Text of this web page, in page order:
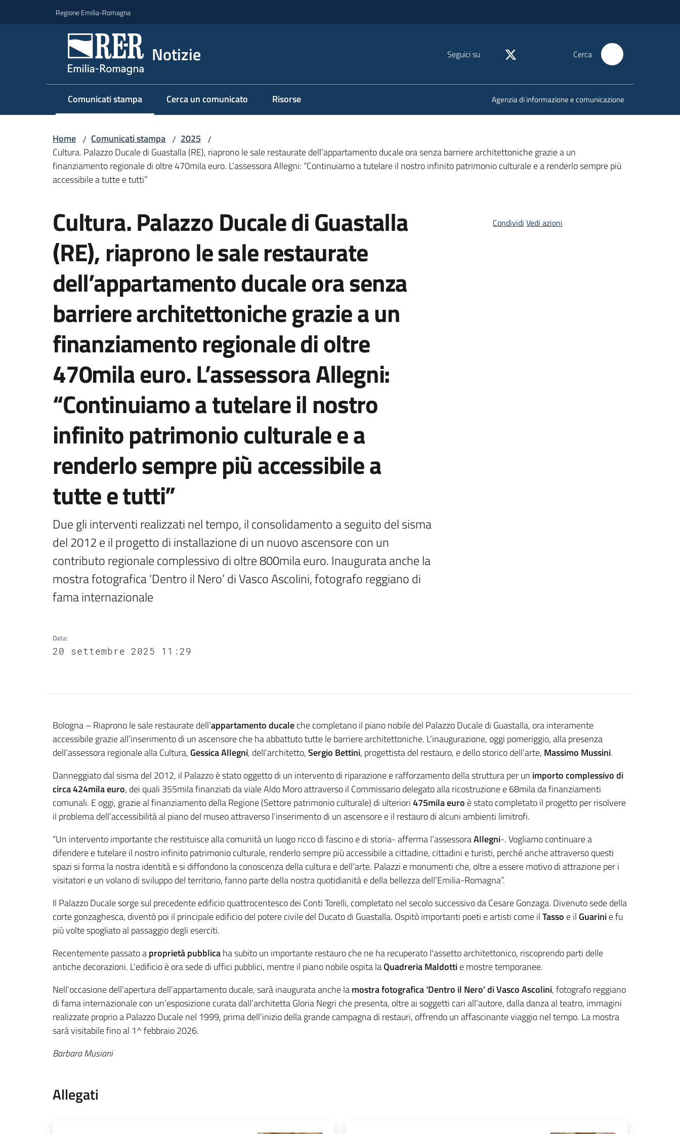
Regione Emilia-Romagna
Notizie Seguici su Cerca
Comunicati stampa
Menu selezionato Cerca un comunicato Risorse Agenzia di informazione e comunicazione
Home / Comunicati stampa / 2025 /
Cultura. Palazzo Ducale di Guastalla (RE), riaprono le sale restaurate dell’appartamento ducale ora senza barriere architettoniche grazie a un
finanziamento regionale di oltre 470mila euro. L’assessora Allegni: “Continuiamo a tutelare il nostro infinito patrimonio culturale e a renderlo sempre più
accessibile a tutte e tutti”
Cultura. Palazzo Ducale di Guastalla
(RE), riaprono le sale restaurate
dell’appartamento ducale ora senza
barriere architettoniche grazie a un
finanziamento regionale di oltre
470mila euro. L’assessora Allegni:
“Continuiamo a tutelare il nostro
infinito patrimonio culturale e a
renderlo sempre più accessibile a
tutte e tutti”
Due gli interventi realizzati nel tempo, il consolidamento a seguito del sisma
del 2012 e il progetto di installazione di un nuovo ascensore con un
contributo regionale complessivo di oltre 800mila euro. Inaugurata anche la
mostra fotografica ‘Dentro il Nero’ di Vasco Ascolini, fotografo reggiano di
fama internazionale
Data:
20 settembre 2025 11:29
Condividi Vedi azioni
Contenuto
Bologna – Riaprono le sale restaurate dell’appartamento ducaleche completano il piano nobile del Palazzo Ducale di Guastalla, ora interamente
accessibile grazie all’inserimento di un ascensore che ha abbattuto tutte le barriere architettoniche. L’inaugurazione, oggi pomeriggio, alla presenza
dell’assessora regionale alla Cultura, Gessica Allegni, dell’architetto,Sergio Bettini, progettista del restauro, e dello storico dell’arte, Massimo Mussini.
Danneggiato dal sisma del 2012, il Palazzo è stato oggetto di un intervento di riparazione e rafforzamento della struttura per un importo complessivo di
circa 424mila euro, dei quali 355mila finanziati da viale Aldo Moro attraverso il Commissario delegato alla ricostruzione e 68mila da finanziamenti
comunali. E oggi, grazie al finanziamento della Regione (Settore patrimonio culturale) di ulteriori475mila euro è stato completato il progetto per risolvere
il problema dell’accessibilità al piano del museo attraverso l’inserimento di un ascensore e il restauro di alcuni ambienti limitrofi.
“Un intervento importante che restituisce alla comunità un luogo ricco di fascino e di storia- afferma l’assessoraAllegni-. Vogliamo continuare a
difendere e tutelare il nostro infinito patrimonio culturale, renderlo sempre più accessibile a cittadine, cittadini e turisti, perché anche attraverso questi
spazi si forma la nostra identità e si diffondono la conoscenza della cultura e dell’arte. Palazzi e monumenti che, oltre a essere motivo di attrazione per i
visitatori e un volano di sviluppo del territorio, fanno parte della nostra quotidianità e della bellezza dell’Emilia-Romagna”.
Il Palazzo Ducale sorge sul precedente edificio quattrocentesco dei Conti Torelli, completato nel secolo successivo da Cesare Gonzaga. Divenuto sede della
corte gonzaghesca, diventò poi il principale edificio del potere civile del Ducato di Guastalla. Ospitò importanti poeti e artisti come ilTasso e il Guarinie fu
più volte spogliato al passaggio degli eserciti.
Recentemente passato aproprietà pubblicaha subito un importante restauro che ne ha recuperato l'assetto architettonico, riscoprendo parti delle
antiche decorazioni. L'edificio è ora sede di uffici pubblici, mentre il piano nobile ospita laQuadreria Maldottie mostre temporanee.
Nell’occasione dell’apertura dell’appartamento ducale, sarà inaugurata anche lamostra fotografica ‘Dentro il Nero’ di Vasco Ascolini, fotografo reggiano
di fama internazionale con un’esposizione curata dall’architetta Gloria Negri che presenta, oltre ai soggetti cari all’autore, dalla danza al teatro, immagini
realizzate proprio a Palazzo Ducale nel 1999, prima dell’inizio della grande campagna di restauri, offrendo un affascinante viaggio nel tempo. La mostra
sarà visitabile fino al 1^ febbraio 2026.
Barbara Musiani
Allegati